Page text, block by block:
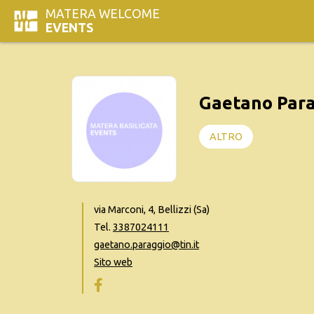
MATERA WELCOME
EVENTS
Gaetano
ALTRO
via Marconi, 4, Bellizzi (Sa)
Tel. 3387024111
gaetano.paraggio@tin.it
Sito web